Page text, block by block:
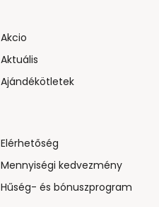
Akcio
Aktuális
Ajándékötletek
Elérhetőség
Mennyiségi kedvezmény
Hűség- és bónuszprogram